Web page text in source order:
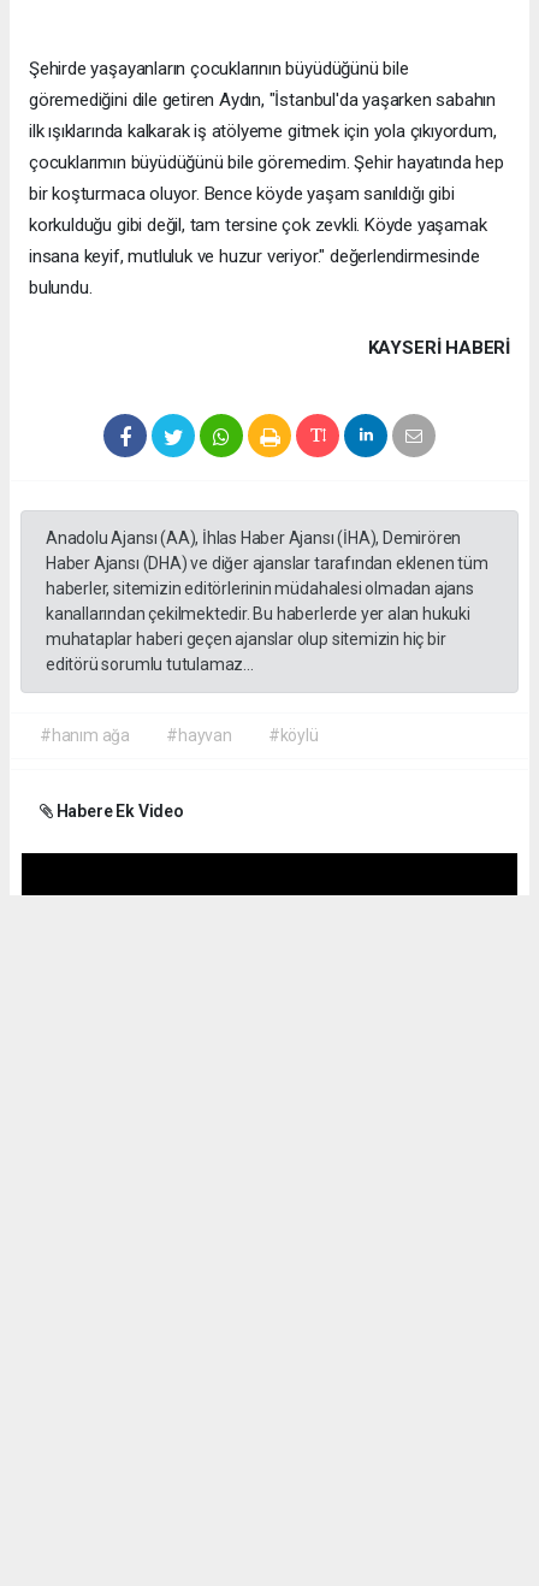
Şehirde yaşayanların çocuklarının büyüdüğünü bile
göremediğini dile getiren Aydın, "İstanbul'da yaşarken sabahın
ilk ışıklarında kalkarak iş atölyeme gitmek için yola çıkıyordum,
çocuklarımın büyüdüğünü bile göremedim. Şehir hayatında hep
bir koşturmaca oluyor. Bence köyde yaşam sanıldığı gibi
korkulduğu gibi değil, tam tersine çok zevkli. Köyde yaşamak
insana keyif, mutluluk ve huzur veriyor." değerlendirmesinde
bulundu.
KAYSERI HABERİ
Anadolu Ajansı (AA), İhlas Haber Ajansı (İHA), Demirören
Haber Ajansı (DHA) ve diğer ajanslar tarafından eklenen tüm
haberler, sitemizin editörlerinin müdahalesi olmadan ajans
kanallarından çekilmektedir. Bu haberlerde yer alan hukuki
muhataplar haberi geçen ajanslar olup sitemizin hiç bir
editörü sorumlu tutulamaz...
#hanım ağa #hayvan #köylü
Habere Ek Video